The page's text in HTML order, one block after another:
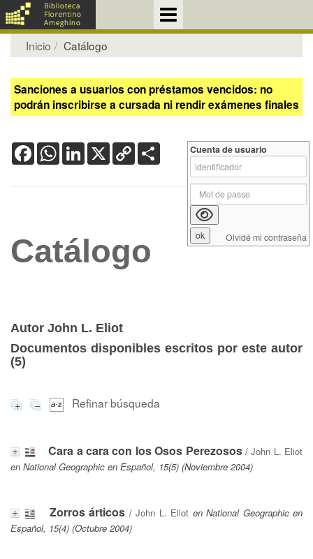
Inicio Catálogo
Sanciones a usuarios con préstamos vencidos: no
podrán inscribirse a cursada ni rendir exámenes finales
FacebookWhatsApp
LinkedIn
X Copy
Link
Catálogo
Autor John L. Eliot
Documentos disponibles escritos por este autor
(5)
Refinar búsqueda
Cara a cara con los Osos Perezosos/John L. Eliot
en National Geographic en Español, 15(5) (Noviembre 2004)
Zorros árticos / John L. Eliot en National Geographic en
Español, 15(4) (Octubre 2004)
Cuenta de usuario
Olvidé mi contraseña